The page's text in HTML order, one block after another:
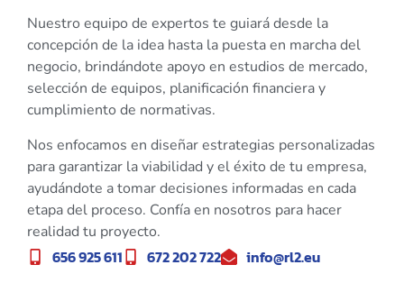
Nuestro equipo de expertos te guiará desde la
concepción de la idea hasta la puesta en marcha del
negocio, brindándote apoyo en estudios de mercado,
selección de equipos, planificación financiera y
cumplimiento de normativas.
Nos enfocamos en diseñar estrategias personalizadas
para garantizar la viabilidad y el éxito de tu empresa,
ayudándote a tomar decisiones informadas en cada
etapa del proceso. Confía en nosotros para hacer
realidad tu proyecto.
656 925 611 672 202 722 info@rl2.eu